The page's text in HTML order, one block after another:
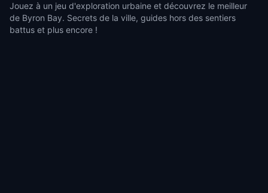
Jouez à un jeu d'exploration urbaine et découvrez le meilleur
de Byron Bay. Secrets de la ville, guides hors des sentiers
battus et plus encore !